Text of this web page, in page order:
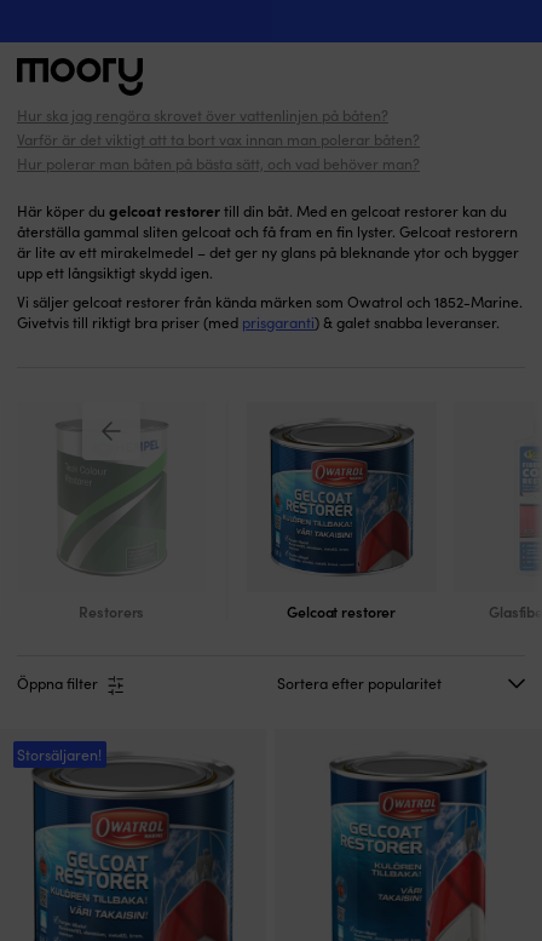
Sök
efter:
Gelcoat restorer
Hur ska jag rengöra skrovet över vattenlinjen på båten?
Varför är det viktigt att ta bort vax innan man polerar båten?
Hur polerar man båten på bästa sätt, och vad behöver man?
Här köper du gelcoat restorertill din båt. Med en gelcoat restorer kan du
återställa gammal sliten gelcoat och få fram en fin lyster. Gelcoat restorern
är lite av ett mirakelmedel – det ger ny glans på bleknande ytor och bygger
upp ett långsiktigt skydd igen.
Vi säljer gelcoat restorer från kända märken som Owatrol och 1852-Marine.
Givetvis till riktigt bra priser (med prisgaranti) & galet snabba leveranser.
Restorers Gelcoat restorer
Öppna filter
Storsäljaren!